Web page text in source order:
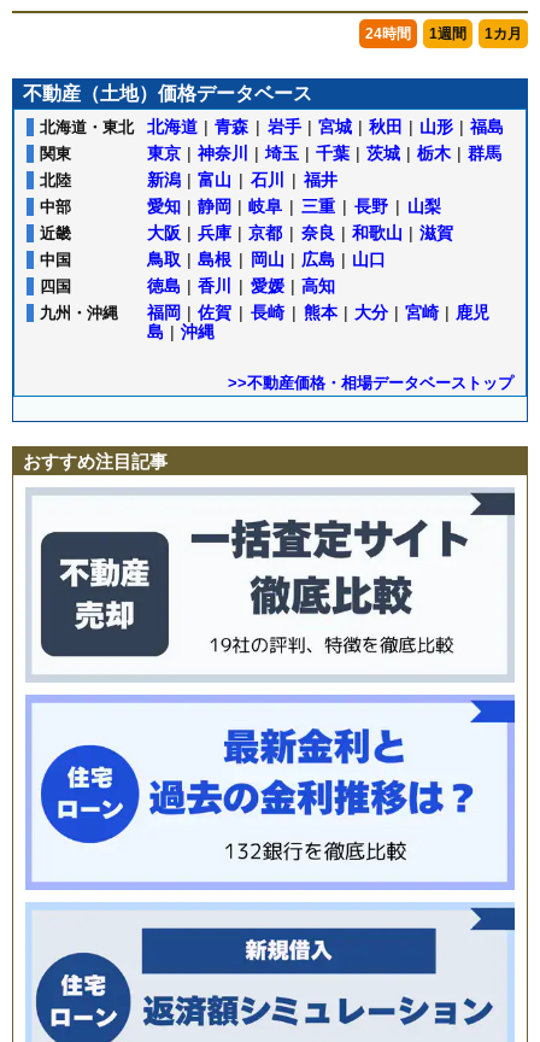
24時間 1週間 1カ月
不動産（土地）価格データベース
北海道・東北 北海道 | 青森 | 岩手 | 宮城 | 秋田 | 山形 | 福島
関東 東京 | 神奈川 | 埼玉 | 千葉 | 茨城 | 栃木 | 群馬
北陸 新潟 | 富山 | 石川 | 福井
中部 愛知 | 静岡 | 岐阜 | 三重 | 長野 | 山梨
近畿 大阪 | 兵庫 | 京都 | 奈良 | 和歌山 | 滋賀
中国 鳥取 | 島根 | 岡山 | 広島 | 山口
四国 徳島 | 香川 | 愛媛 | 高知
九州・沖縄 福岡 | 佐賀 | 長崎 | 熊本 | 大分 | 宮崎 | 鹿児
島 | 沖縄
>>不動産価格・相場データベーストップ
おすすめ注目記事